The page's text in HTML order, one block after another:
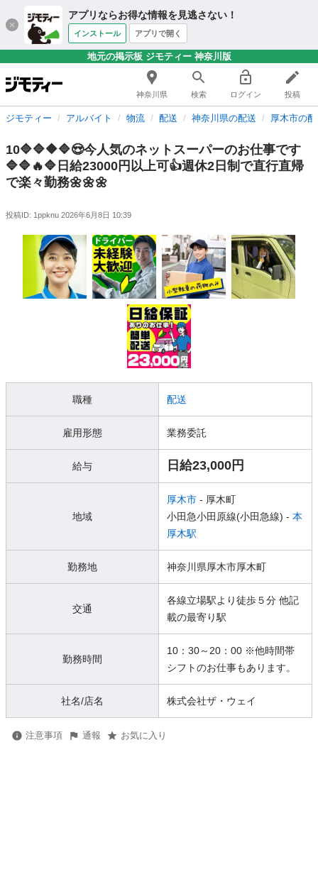
アプリならお得な情報を見逃さない！
インストール アプリで開く
地元の掲示板 ジモティー 神奈川版
神奈川県 検索 ログイン 投稿
ジモティー アルバイト 物流 配送 神奈川県の配送 厚木市の
10🔷🔷🔶🔷😍今人気のネットスーパーのお仕事です
🔷🔷🔥🔷日給23000円以上可👍週休2日制で直行直帰
で楽々勤務🌼🌼🌼
投稿ID: 1ppknu 2026年6月8日 10:39
職種 配送
雇用形態 業務委託
給与 日給23,000円
地域
厚木市 - 厚木町
小田急小田原線(小田急線) - 本
厚木駅
勤務地 神奈川県厚木市厚木町
交通
各線立場駅より徒歩５分 他記
載の最寄り駅
勤務時間
10：30～20：00 ※他時間帯
シフトのお仕事もあります。
社名/店名 株式会社ザ・ウェイ
注意事項 通報 お気に入り